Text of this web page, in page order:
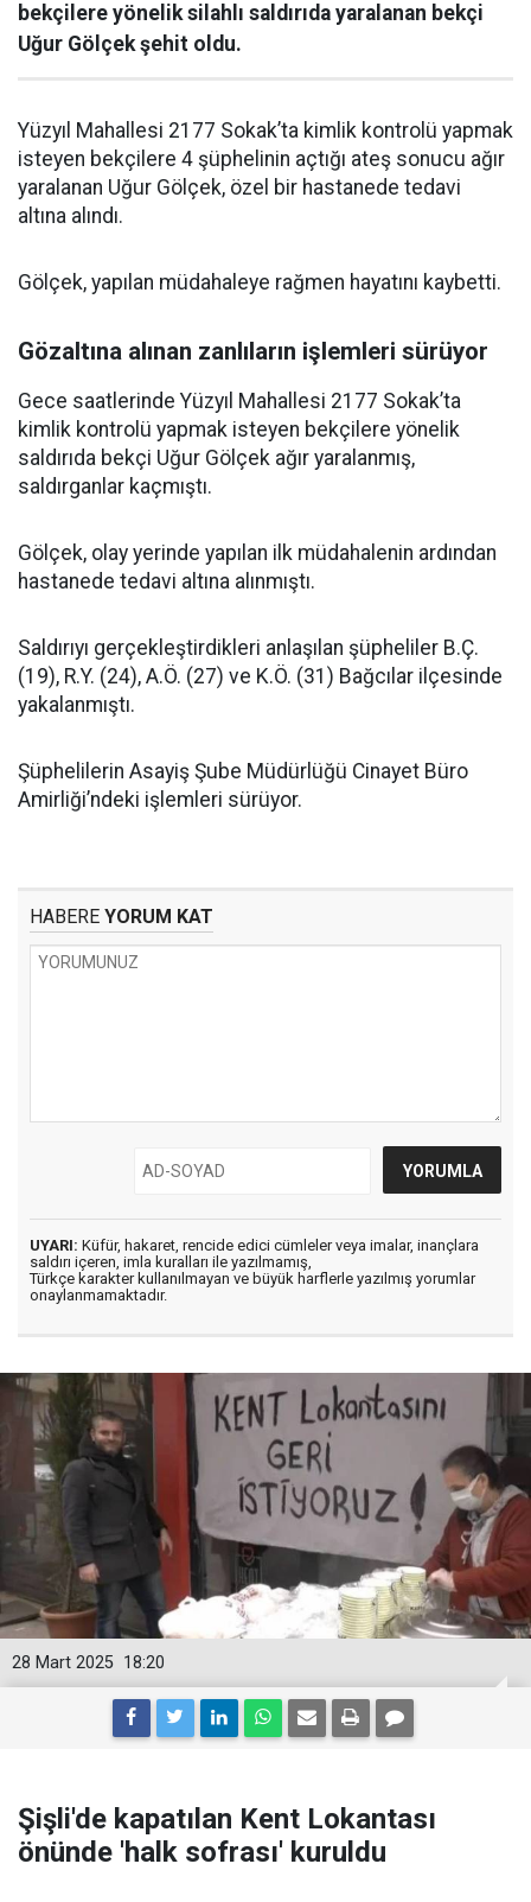
bekçilere yönelik silahlı saldırıda yaralanan bekçi
Uğur Gölçek şehit oldu.
Yüzyıl Mahallesi 2177 Sokak’ta kimlik kontrolü yapmak
isteyen bekçilere 4 şüphelinin açtığı ateş sonucu ağır
yaralanan Uğur Gölçek, özel bir hastanede tedavi
altına alındı.
Gölçek, yapılan müdahaleye rağmen hayatını kaybetti.
Gözaltına alınan zanlıların işlemleri sürüyor
Gece saatlerinde Yüzyıl Mahallesi 2177 Sokak’ta
kimlik kontrolü yapmak isteyen bekçilere yönelik
saldırıda bekçi Uğur Gölçek ağır yaralanmış,
saldırganlar kaçmıştı.
Gölçek, olay yerinde yapılan ilk müdahalenin ardından
hastanede tedavi altına alınmıştı.
Saldırıyı gerçekleştirdikleri anlaşılan şüpheliler B.Ç.
(19), R.Y. (24), A.Ö. (27) ve K.Ö. (31) Bağcılar ilçesinde
yakalanmıştı.
Şüphelilerin Asayiş Şube Müdürlüğü Cinayet Büro
Amirliği’ndeki işlemleri sürüyor.
HABERE YORUM KAT
UYARI: Küfür, hakaret, rencide edici cümleler veya imalar, inançlara
saldırı içeren, imla kuralları ile yazılmamış,
Türkçe karakter kullanılmayan ve büyük harflerle yazılmış yorumlar
onaylanmamaktadır.
18:20
28 Mart 2025
Şişli'de kapatılan Kent Lokantası
önünde 'halk sofrası' kuruldu